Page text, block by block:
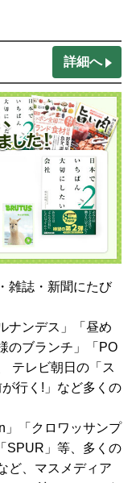
詳細へ
雑誌・新聞にたび
ナンデス」「昼め
のブランチ」「PO
テレビ朝日の「ス
行く!」など多くの
」「クロワッサンプ
SPUR」等、多くの
ど、マスメディア